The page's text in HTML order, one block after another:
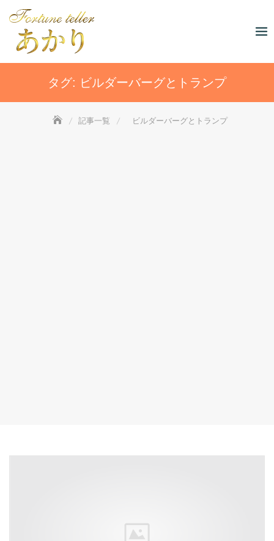
content
タグ: ビルダーバーグとトランプ
記事一覧 ビルダーバーグとトランプ